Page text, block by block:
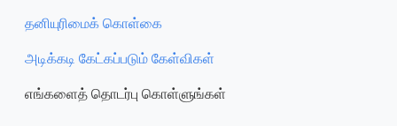
தனியுரிமைக் கொள்கை
அடிக்கடி கேட்கப்படும் கேள்விகள்
எங்களைத் தொடர்பு கொள்ளுங்கள்